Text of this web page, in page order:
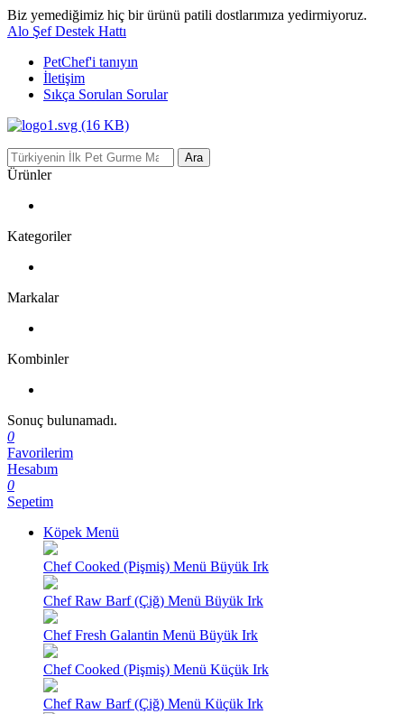
Biz yemediğimiz hiç bir ürünü patili dostlarımıza yedirmiyoruz.
Alo Şef Destek Hattı
PetChef'i tanıyın
İletişim
Sıkça Sorulan Sorular
Ara
Ürünler
Kategoriler
Markalar
Kombinler
Sonuç bulunamadı.
0
Favorilerim
Hesabım
0
Sepetim
Köpek Menü
Chef Cooked (Pişmiş) Menü Büyük Irk
Chef Raw Barf (Çiğ) Menü Büyük Irk
Chef Fresh Galantin Menü Büyük Irk
Chef Cooked (Pişmiş) Menü Küçük Irk
Chef Raw Barf (Çiğ) Menü Küçük Irk